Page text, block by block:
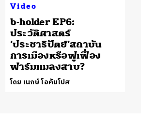
Video
b-holder EP6:
ประวัติศาสตร์
‘ประชาธิปัตย์’สถาบัน
การเมืองหรือฟูเฟื่อง
ฟาร์มแมลงสาบ?
โดย เนกษ์ โอคัมโปส